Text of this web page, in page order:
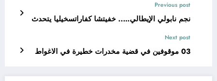
Previous post
نجم نابولي الإيطالي….. خفيتشا كفاراتسخيليا يتحدث
Next post
03 موقوفين في قضية مخدرات خطيرة في الاغواط